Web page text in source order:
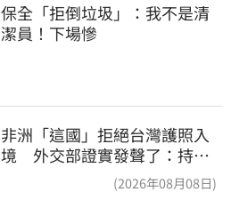
保全「拒倒垃圾」：我不是清
潔員！下場慘
非洲「這國」拒絕台灣護照入
境 外交部證實發聲了：持續
(2026年08月08日)